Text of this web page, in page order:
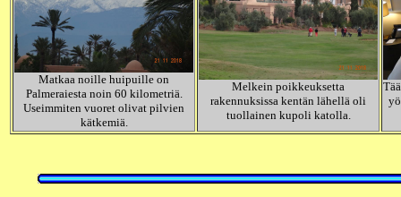
Matkaa noille huipuille on
Palmeraiesta noin 60 kilometriä.
Useimmiten vuoret olivat pilvien
kätkemiä.
Melkein poikkeuksetta
rakennuksissa kentän lähellä oli
tuollainen kupoli katolla.